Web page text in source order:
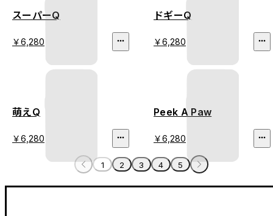
スーパーQ
￥6,280
ドギーQ
￥6,280
萌えQ
￥6,280
Peek A Paw
￥6,280
1 2 3 4 5